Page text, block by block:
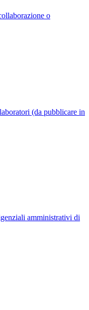
o
(da pubblicare in
amministrativi di